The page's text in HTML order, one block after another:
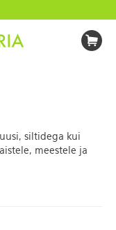
siltidega kui
meestele ja